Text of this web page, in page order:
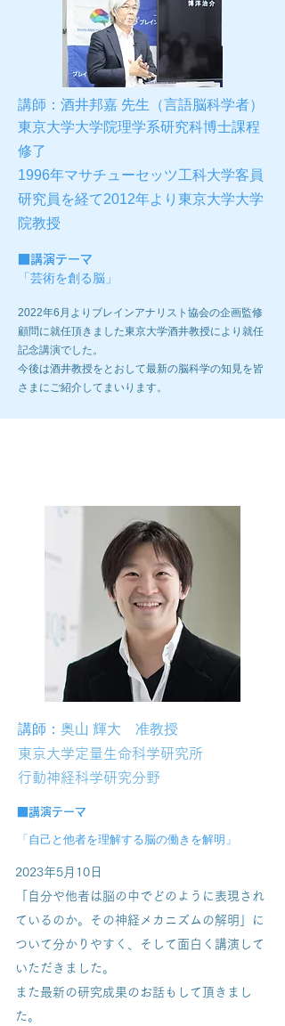
講師： 酒井邦嘉 先生 （言語脳科学者）
東京大学大学院理学系研究科博士課程
修了
1996年マサチューセッツ工科大学客員
研究員を経て2012年より東京大学大学
院教授
講演テーマ
「芸術を創る脳 」
​2022年6月よりブレインアナリスト協会の企画監修
顧問に就任頂きました東京大学酒井教授により就任
記念講演でした。
​今後は酒井教授をとおして最新の脳科学の知見を皆
さまにご紹介してまいります。
講師： 奥山 輝大 准教授
東京大学定量生命科学研究所
行動神経科学研究分野
講演テーマ
「自己と他者を理解する脳の働きを解明 」
2023年5月10日
「自分や他者は脳の中でどのように表現され
ているのか。その神経メカニズムの解明」に
ついて分かりやすく、そして面白く講演して
いただきました。
​また最新の研究成果のお話もして頂きまし
た。